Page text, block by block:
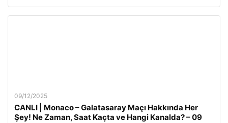
09/12/2025
CANLI | Monaco – Galatasaray Maçı Hakkında Her
Şey! Ne Zaman, Saat Kaçta ve Hangi Kanalda? – 09